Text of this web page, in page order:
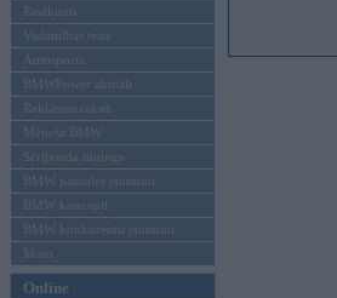
Pasākumi
Vadāmības tests
Autosports
BMWPower aktuāli
Reklāmas raksti
Mēneša BMW
Sērijveida tūnings
BMW pasaules jaunumi
BMW koncepti
BMW konkurentu jaunumi
Moto
Online